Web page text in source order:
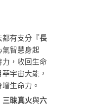
都有支分『長
氣智慧身起
力，收回生命
宇宙大能，
生命力。
三昧真火與六